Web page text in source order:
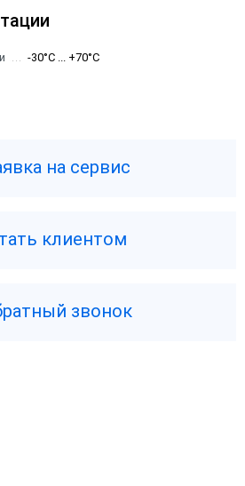
-30°C ... +70°C
на сервис
клиентом
звонок